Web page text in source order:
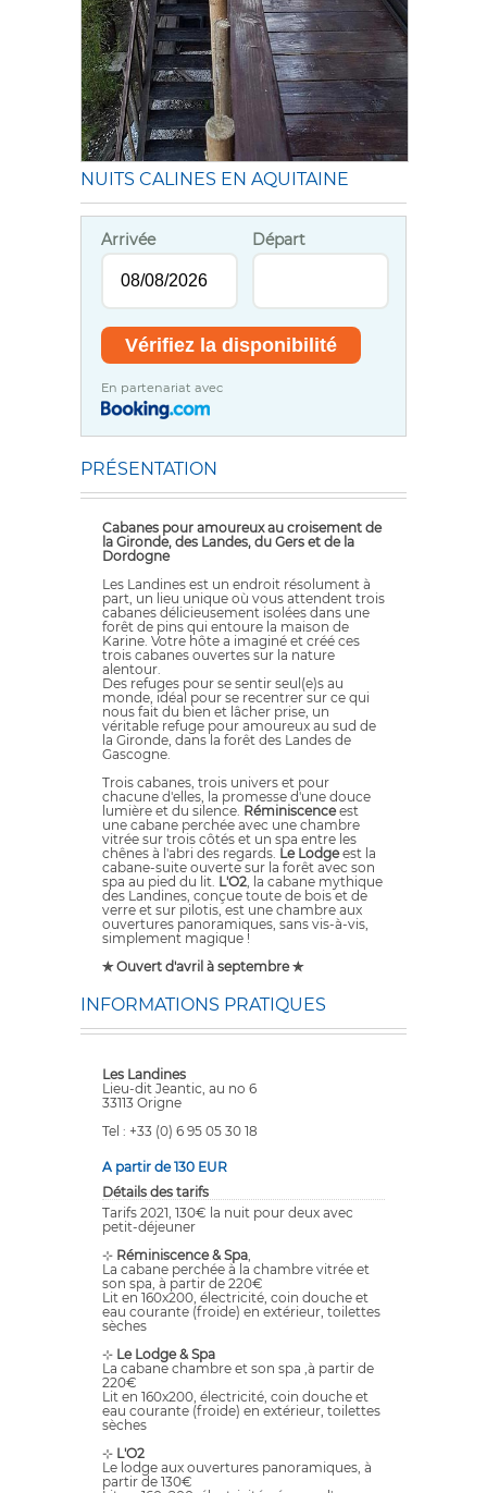
NUITS CALINES EN AQUITAINE
Arrivée Départ
En partenariat avec
PRÉSENTATION
Cabanes pour amoureux au croisement de
la Gironde, des Landes, du Gers et de la
Dordogne
Les Landines est un endroit résolument à
part, un lieu unique où vous attendent trois
cabanes délicieusement isolées dans une
forêt de pins qui entoure la maison de
Karine. Votre hôte a imaginé et créé ces
trois cabanes ouvertes sur la nature
alentour.
Des refuges pour se sentir seul(e)s au
monde, idéal pour se recentrer sur ce qui
nous fait du bien et lâcher prise, un
véritable refuge pour amoureux au sud de
la Gironde, dans la forêt des Landes de
Gascogne.
Trois cabanes, trois univers et pour
chacune d'elles, la promesse d'une douce
lumière et du silence. Réminiscenceest
une cabane perchée avec une chambre
vitrée sur trois côtés et un spa entre les
chênes à l'abri des regards. Le Lodgeest la
cabane-suite ouverte sur la forêt avec son
spa au pied du lit. L'O2 , la cabane mythique
des Landines, conçue toute de bois et de
verre et sur pilotis, est une chambre aux
ouvertures panoramiques, sans vis-à-vis,
simplement magique !
✯ Ouvert d'avril à septembre ✯
INFORMATIONS PRATIQUES
Les Landines
Lieu-dit Jeantic, au no 6
33113 Origne
Tel : +33 (0) 6 95 05 30 18
A partir de 130 EUR
Détails des tarifs
Tarifs 2021, 130€ la nuit pour deux avec
petit-déjeuner
⊹ Réminiscence & Spa
La cabane perchée à la chambre vitrée et
son spa, à partir de 220€
Lit en 160x200, électricité, coin douche et
eau courante (froide) en extérieur, toilettes
sèches
⊹ Le Lodge & Spa
La cabane chambre et son spa ,à partir de
220€
Lit en 160x200, électricité, coin douche et
eau courante (froide) en extérieur, toilettes
sèches
⊹ L'O2
Le lodge aux ouvertures panoramiques, à
partir de 130€